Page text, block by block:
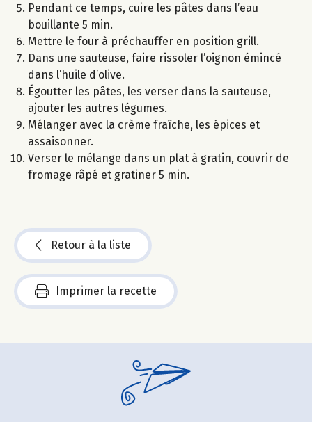
Pendant ce temps, cuire les pâtes dans l’eau
bouillante 5 min.
Mettre le four à préchauffer en position grill.
Dans une sauteuse, faire rissoler l’oignon émincé
dans l’huile d’olive.
Égoutter les pâtes, les verser dans la sauteuse,
ajouter les autres légumes.
Mélanger avec la crème fraîche, les épices et
assaisonner.
Verser le mélange dans un plat à gratin, couvrir de
fromage râpé et gratiner 5 min.
Retour à la liste
Imprimer la recette